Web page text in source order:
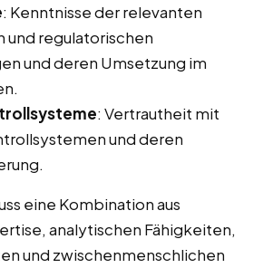
: Kenntnisse der relevanten
und regulatorischen
und deren Umsetzung im
: Vertrautheit mit
und deren
eine Kombination aus
analytischen Fähigkeiten,
und zwischenmenschlichen